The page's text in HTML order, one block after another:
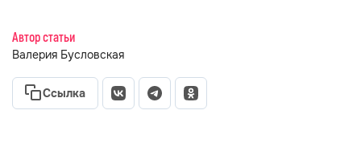
Автор статьи
Валерия Бусловская
Ссылка